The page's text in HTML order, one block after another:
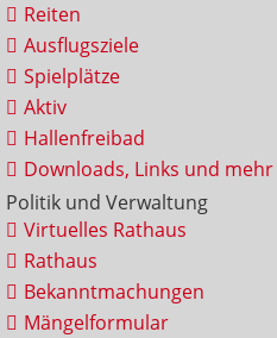
Reiten
Ausflugsziele
Spielplätze
Aktiv
Hallenfreibad
Downloads, Links und mehr
Politik und Verwaltung
Virtuelles Rathaus
Rathaus
Bekanntmachungen
Mängelformular